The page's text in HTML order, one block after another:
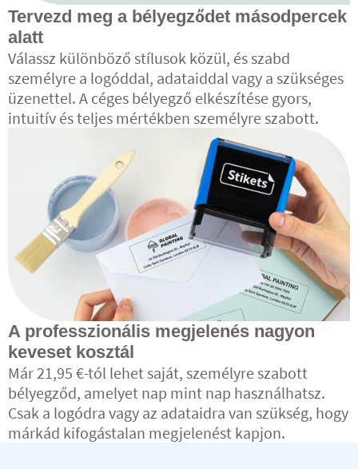
Tervezd meg a bélyegződet másodpercek
alatt
Válassz különböző stílusok közül, és szabd
személyre a logóddal, adataiddal vagy a szükséges
üzenettel. A céges bélyegző elkészítése gyors,
intuitív és teljes mértékben személyre szabott.
A professzionális megjelenés nagyon
keveset kosztál
Már 21,95 €-tól lehet saját, személyre szabott
bélyegződ, amelyet nap mint nap használhatsz.
Csak a logódra vagy az adataidra van szükség, hogy
márkád kifogástalan megjelenést kapjon.